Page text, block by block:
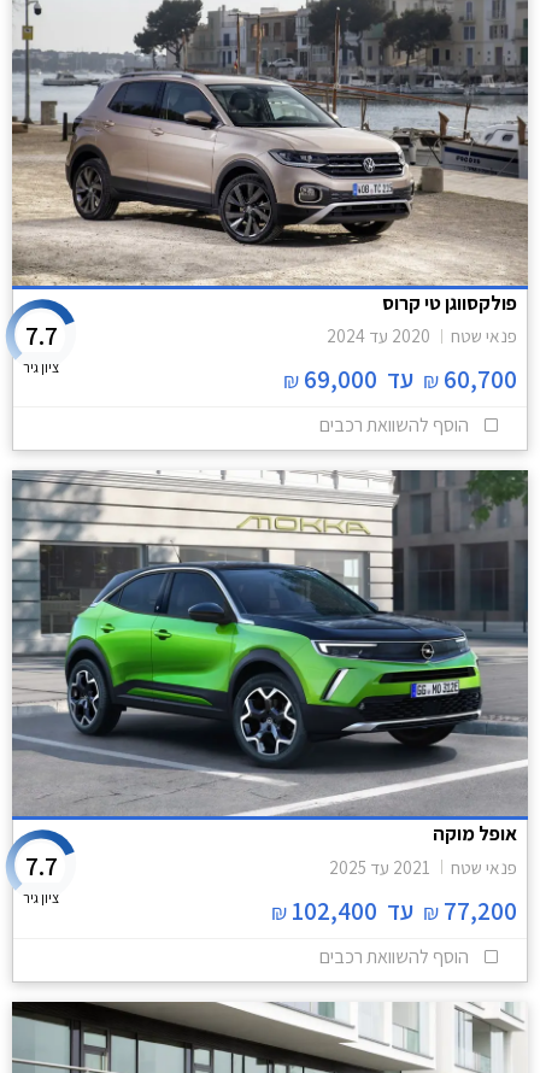
פולקסווגן טי קרוס
פנאי שטח 2020 עד 2024
60,700
₪ עד 69,000
₪
7.7
ציון גיר
הוסף להשוואת רכבים
אופל מוקה
פנאי שטח 2021 עד 2025
77,200
₪ עד 102,400
₪
7.7
ציון גיר
הוסף להשוואת רכבים